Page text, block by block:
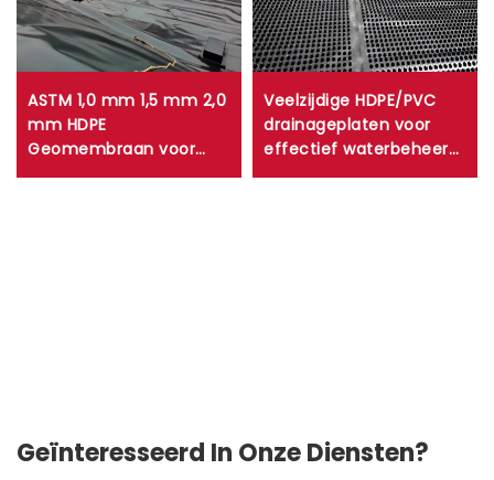
ASTM 1,0 mm 1,5 mm 2,0
mm HDPE
Geomembraan voor
stortplaatsen/biogas/lagunes/mijnbouw
Veelzijdige HDPE/PVC
drainageplaten voor
effectief waterbeheer
en structurele
Geïnteresseerd In Onze Diensten?